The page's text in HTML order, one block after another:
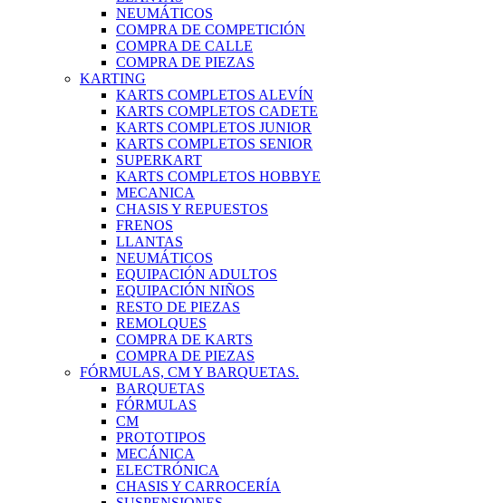
NEUMÁTICOS
COMPRA DE COMPETICIÓN
COMPRA DE CALLE
COMPRA DE PIEZAS
KARTING
KARTS COMPLETOS ALEVÍN
KARTS COMPLETOS CADETE
KARTS COMPLETOS JUNIOR
KARTS COMPLETOS SENIOR
SUPERKART
KARTS COMPLETOS HOBBYE
MECANICA
CHASIS Y REPUESTOS
FRENOS
LLANTAS
NEUMÁTICOS
EQUIPACIÓN ADULTOS
EQUIPACIÓN NIÑOS
RESTO DE PIEZAS
REMOLQUES
COMPRA DE KARTS
COMPRA DE PIEZAS
FÓRMULAS, CM Y BARQUETAS.
BARQUETAS
FÓRMULAS
CM
PROTOTIPOS
MECÁNICA
ELECTRÓNICA
CHASIS Y CARROCERÍA